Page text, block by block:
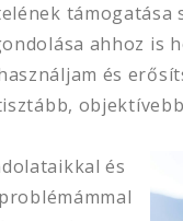
támogatása
ahhoz is
és
és